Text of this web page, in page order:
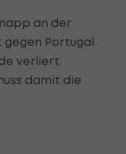
an der
Portugal
verliert
damit die